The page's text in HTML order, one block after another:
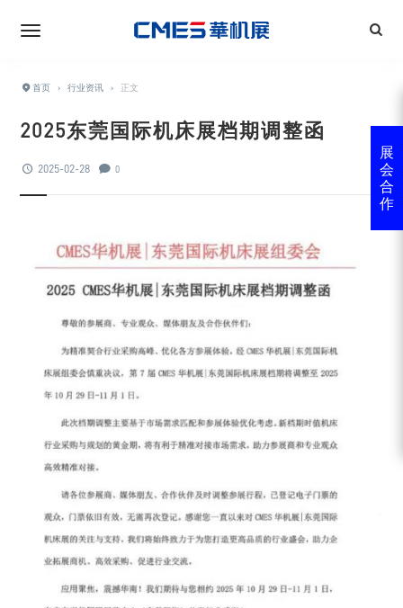
首页 › 行业资讯 › 正文
2025东莞国际机床展档期调整函
2025-02-28 0
展
会
合
作